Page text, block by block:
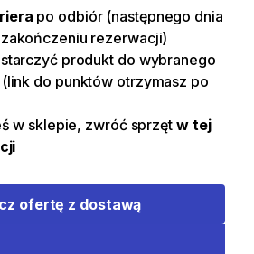
po odbiór (następnego dnia
rezerwacji)
produkt do wybranego
do punktów otrzymasz po
w sklepie, zwróć sprzętw tej
ofertę z dostawą